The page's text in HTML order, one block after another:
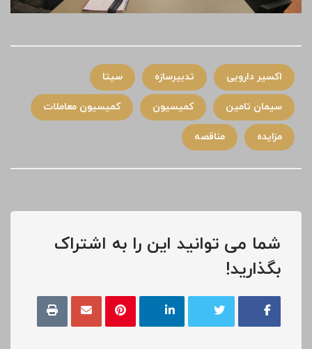
اکسیر دارویی تدبیرسازه سیتا
سیمان تامین کمیسیون کمیسیون معاملات
مزایده مناقصه
شما می توانید این را به اشتراک
بگذارید!